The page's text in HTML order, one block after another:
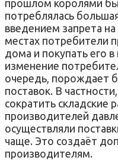
прошлом королями
потреблялась
введением запрета
местах потребители
дома и покупать его
изменение
очередь, порождает
поставок. В
сократить складские
производителей
осуществляли
чаще. Это создаёт
производителям.